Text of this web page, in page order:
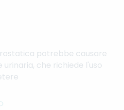
potrebbe causare
che richiede l'uso